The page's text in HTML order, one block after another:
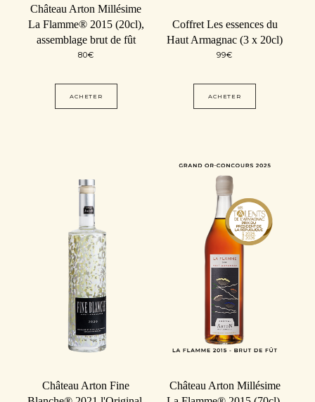
Château Arton Millésime
La Flamme® 2015 (20cl),
assemblage brut de fût
80€
ACHETER
Coffret Les essences du
Haut Armagnac (3 x 20cl)
99€
ACHETER
Château Arton Fine
Château Arton Millésime